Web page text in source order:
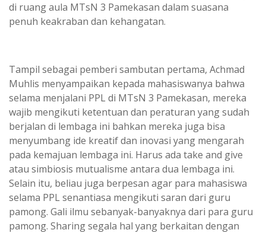
di ruang aula MTsN 3 Pamekasan dalam suasana
penuh keakraban dan kehangatan.
Tampil sebagai pemberi sambutan pertama, Achmad
Muhlis menyampaikan kepada mahasiswanya bahwa
selama menjalani PPL di MTsN 3 Pamekasan, mereka
wajib mengikuti ketentuan dan peraturan yang sudah
berjalan di lembaga ini bahkan mereka juga bisa
menyumbang ide kreatif dan inovasi yang mengarah
pada kemajuan lembaga ini. Harus ada take and give
atau simbiosis mutualisme antara dua lembaga ini.
Selain itu, beliau juga berpesan agar para mahasiswa
selama PPL senantiasa mengikuti saran dari guru
pamong. Gali ilmu sebanyak-banyaknya dari para guru
pamong. Sharing segala hal yang berkaitan dengan